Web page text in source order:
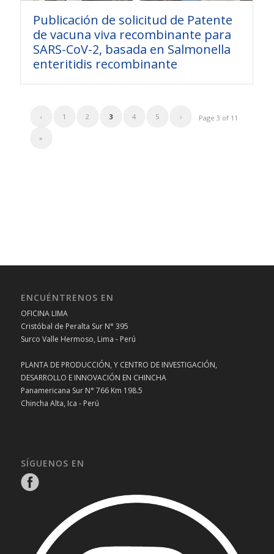
Publicación de solicitud de Patente
de vacuna viva recombinante para
SARS-CoV-2, basada en Salmonella
enteritidis recombinante
Page 3 of 11
‹ 1 2 3 4 5 ›
»
ENCUÉNTRENOS EN
OFICINA LIMA
Cristóbal de Peralta Sur N° 395
Surco Valle Hermoso, Lima - Perú
PLANTA DE PRODUCCIÓN, Y CENTRO DE INVESTIGACIÓN,
DESARROLLO E INNOVACIÓN EN CHINCHA
Panamericana Sur N° 766 Km 198.5
Chincha Alta, Ica - Perú
SÍGUENOS EN